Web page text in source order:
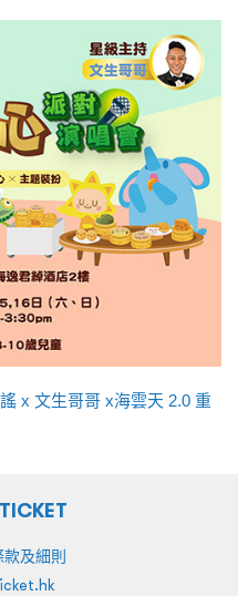
x 文生哥哥 x海雲天 2.0 重
款及細則